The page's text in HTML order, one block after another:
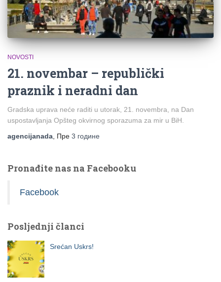
NOVOSTI
21. novembar – republički
praznik i neradni dan
Gradska uprava neće raditi u utorak, 21. novembra, na Dan
uspostavljanja Opšteg okvirnog sporazuma za mir u BiH.
agencijanada , Пре 3 године
Pronađite nas na Facebooku
Facebook
Posljednji članci
Srećan Uskrs!